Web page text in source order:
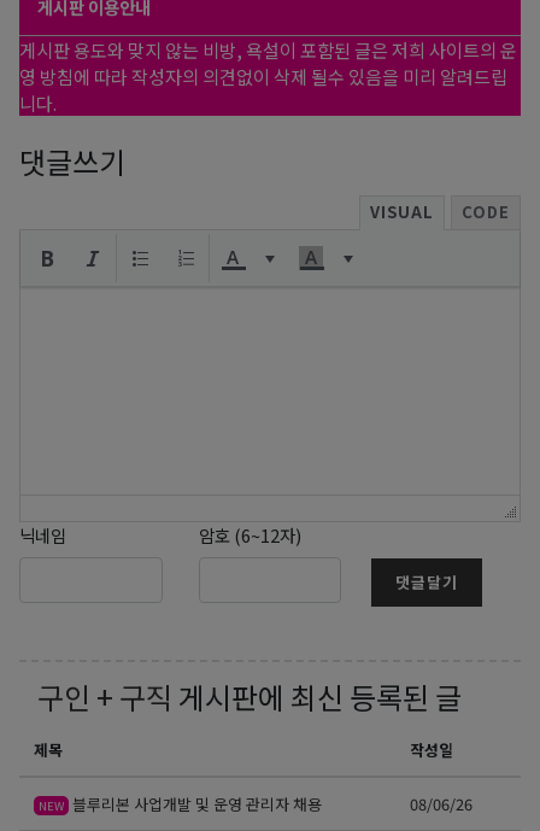
게시판 이용안내
게시판 용도와 맞지 않는 비방, 욕설이 포함된 글은 저희 사이트의 운
영 방침에 따라 작성자의 의견없이 삭제 될수 있음을 미리 알려드립
니다.
댓글쓰기
VISUAL CODE
닉네임 암호 (6~12자)
댓글달기
구인 + 구직 게시판에 최신 등록된 글
제목 작성일
NEW 블루리본 사업개발 및 운영 관리자 채용 08/06/26